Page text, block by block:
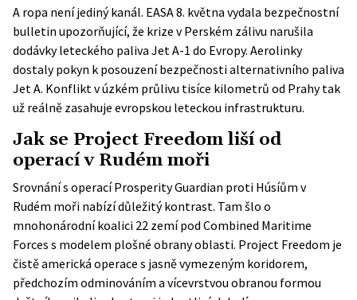
A ropa není jediný kanál. EASA 8. května vydala bezpečnostní
bulletin upozorňující, že krize v Perském zálivu narušila
dodávky leteckého paliva Jet A-1 do Evropy. Aerolinky
dostaly pokyn k posouzení bezpečnosti alternativního paliva
Jet A. Konflikt v úzkém průlivu tisíce kilometrů od Prahy tak
už reálně zasahuje evropskou leteckou infrastrukturu.
Jak se Project Freedom liší od
operací v Rudém moři
Srovnání s operací Prosperity Guardian proti Húsíům v
Rudém moři nabízí důležitý kontrast. Tam šlo o
mnohonárodní koalici 22 zemí pod Combined Maritime
Forces s modelem plošné obrany oblasti. Project Freedom je
čistě americká operace s jasně vymezeným koridorem,
předchozím odminováním a vícevrstvou obranou formou